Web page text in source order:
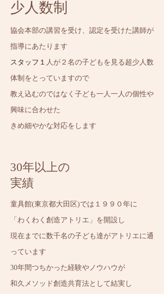
​少人数制
協会本部の講習を受け、認定を受けた講師が
指導にあたります
スタッフ１ 人が２名の子どもを見る超少人数
体制をとっていますので
教え込むのではなく子ども一人一人の個性や
興味に合わせた
きめ細やかな対応をします
​30年以上の
​実績
童具館(東京都大田区)では１９９０年に
「わくわく創造アトリエ」を開設し
現在までに数千名の子ども達がアトリエに通
っています
30年間つちかった経験やノウハウが
和久メソッド創造共育法として結実し